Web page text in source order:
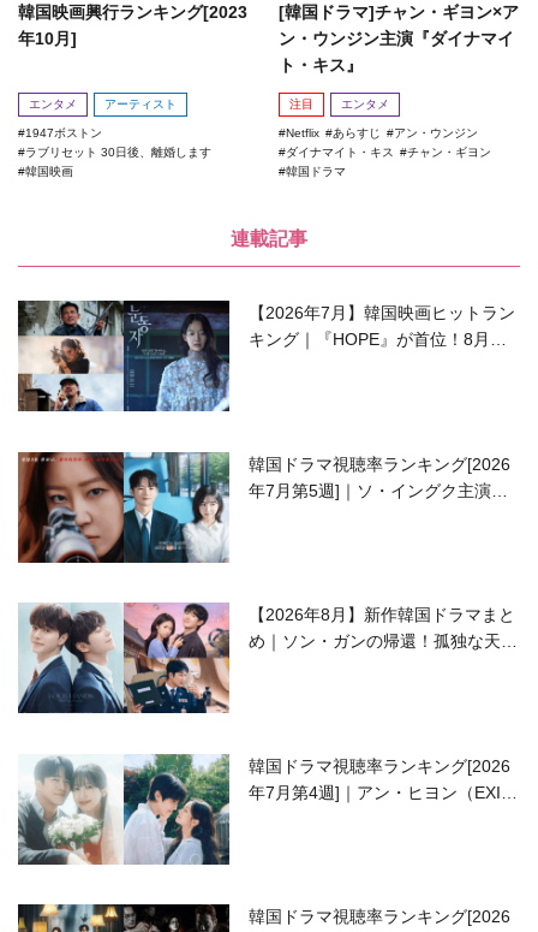
韓国映画興行ランキング[2023
年10月]
エンタメ アーティスト
1947ボストン
ラブリセット 30日後、離婚します
韓国映画
[韓国ドラマ]チャン・ギヨン×ア
ン・ウンジン主演『ダイナマイ
ト・キス』
注目 エンタメ
Netflix あらすじ
アン・ウンジン
ダイナマイト・キス
チャン・ギヨン
韓国ドラマ
連載記事
【2026年7月】韓国映画ヒットラン
キング｜『HOPE』が首位！8月公
韓国ドラマ視聴率ランキング[2026
年7月第5週]｜ソ・イングク主演の
【2026年8月】新作韓国ドラマまと
め｜ソン・ガンの帰還！孤独な天才
韓国ドラマ視聴率ランキング[2026
年7月第4週]｜アン・ヒヨン（EXID
韓国ドラマ視聴率ランキング[2026